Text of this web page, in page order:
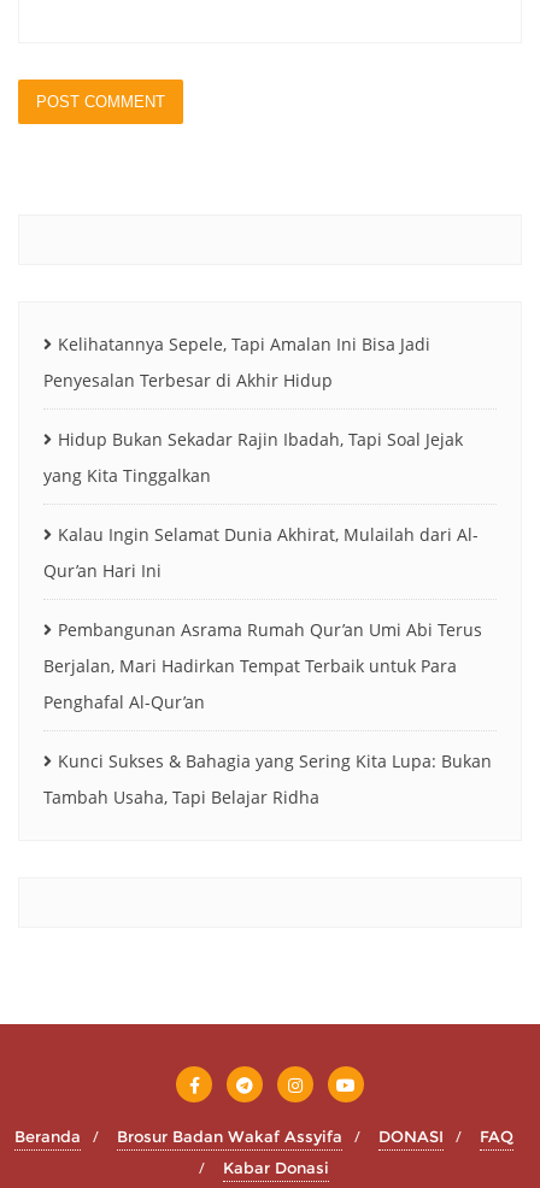
Kelihatannya Sepele, Tapi Amalan Ini Bisa Jadi
Penyesalan Terbesar di Akhir Hidup
Hidup Bukan Sekadar Rajin Ibadah, Tapi Soal Jejak
yang Kita Tinggalkan
Kalau Ingin Selamat Dunia Akhirat, Mulailah dari Al-
Qur’an Hari Ini
Pembangunan Asrama Rumah Qur’an Umi Abi Terus
Berjalan, Mari Hadirkan Tempat Terbaik untuk Para
Penghafal Al-Qur’an
Kunci Sukses & Bahagia yang Sering Kita Lupa: Bukan
Tambah Usaha, Tapi Belajar Ridha
Beranda Brosur Badan Wakaf Assyifa DONASI
FAQ
Kabar Donasi